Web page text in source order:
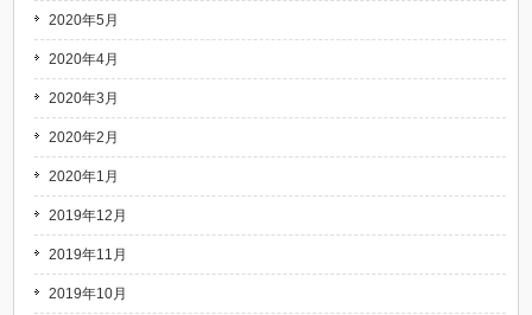
2020年5月
2020年4月
2020年3月
2020年2月
2020年1月
2019年12月
2019年11月
2019年10月